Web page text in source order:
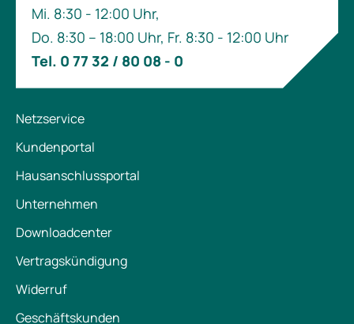
Mi. 8:30 - 12:00 Uhr,
Do. 8:30 – 18:00 Uhr, Fr. 8:30 - 12:00 Uhr
Tel. 0 77 32 / 80 08 - 0
Netzservice
Kundenportal
Hausanschlussportal
Unternehmen
Downloadcenter
Vertragskündigung
Widerruf
Geschäftskunden